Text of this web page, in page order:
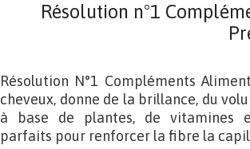
Résolution n°1
Résolution N°1 Compléments
cheveux, donne de la brillance, du
à base de plantes, de vitamines
parfaits pour renforcer la fibre la